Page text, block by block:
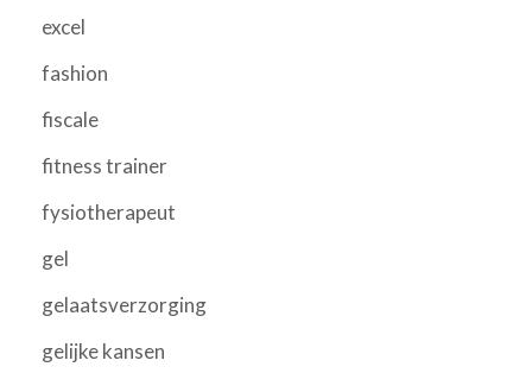
excel
fashion
fiscale
fitness trainer
fysiotherapeut
gel
gelaatsverzorging
gelijke kansen